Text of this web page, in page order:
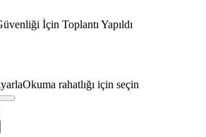
İçin Toplantı Yapıldı
Okuma rahatlığı için seçin